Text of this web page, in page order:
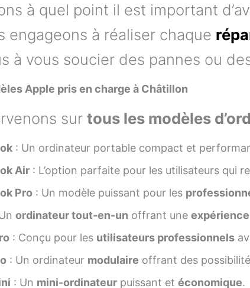
à quel point il est important
engageons à réaliser chaque
à vous soucier des pannes ou
Apple pris en charge à Châtillon
sur tous les modèles
: Un ordinateur portable compact et
Air : L’option parfaite pour les utilisateurs qui
Pro : Un modèle puissant pour les
ordinateur tout-en-un offrant une
: Conçu pour les utilisateurs professionnels
: Un ordinateur modulaire offrant des
: Un mini-ordinateur puissant et économique.